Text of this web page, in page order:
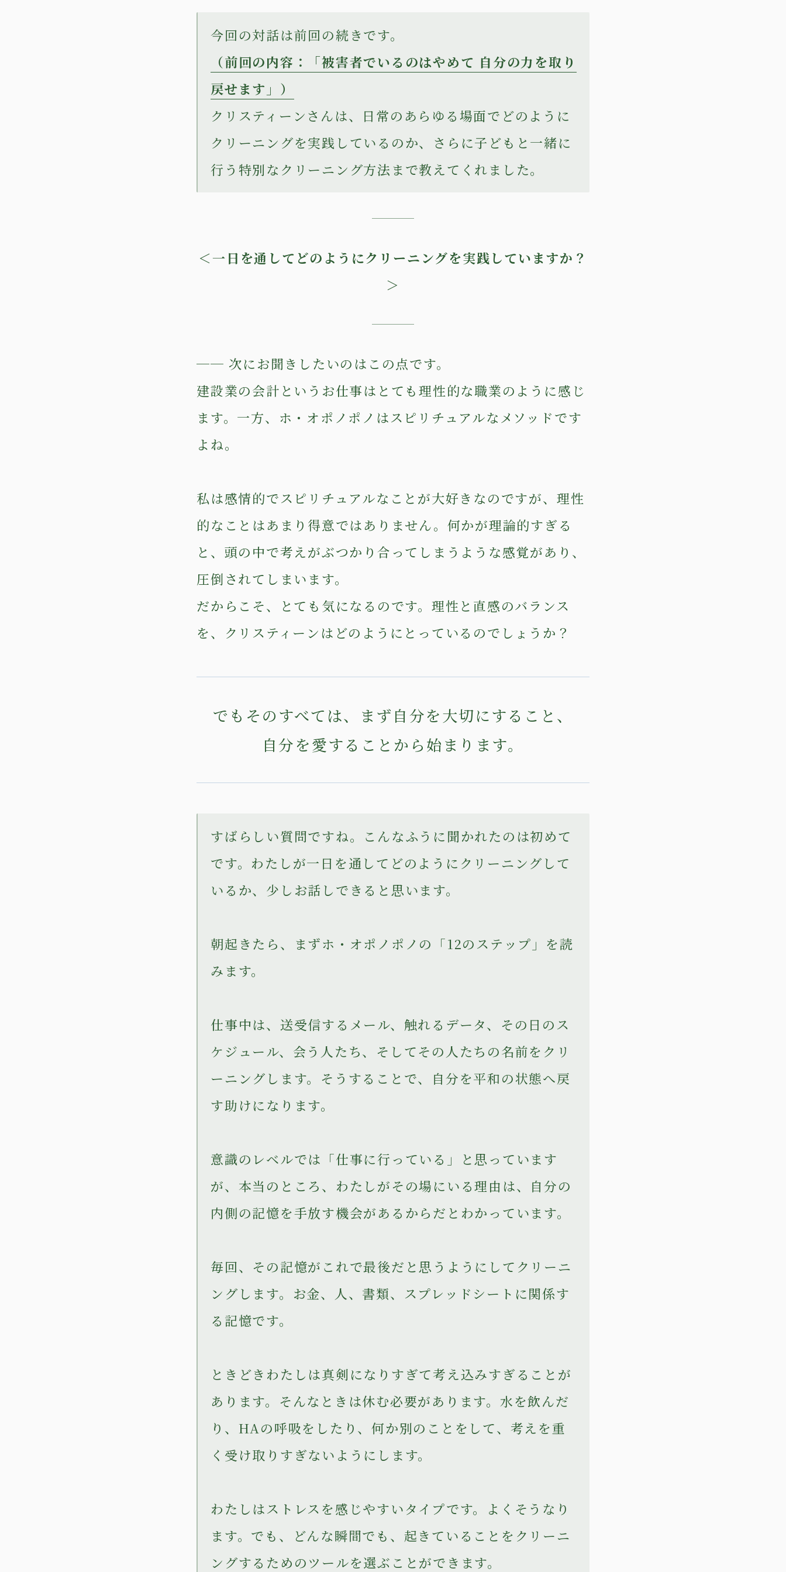
今回の対話は前回の続きです。
（前回の内容：「被害者でいるのはやめて 自分の力を取り
戻せます」）
クリスティーンさんは、日常のあらゆる場面でどのように
クリーニングを実践しているのか、さらに子どもと一緒に
行う特別なクリーニング方法まで教えてくれました。
＜一日を通してどのようにクリーニングを実践していますか？
＞
── 次にお聞きしたいのはこの点です。
建設業の会計というお仕事はとても理性的な職業のように感じ
ます。一方、ホ・オポノポノはスピリチュアルなメソッドです
よね。
私は感情的でスピリチュアルなことが大好きなのですが、理性
的なことはあまり得意ではありません。何かが理論的すぎる
と、頭の中で考えがぶつかり合ってしまうような感覚があり、
圧倒されてしまいます。
だからこそ、とても気になるのです。理性と直感のバランス
を、クリスティーンはどのようにとっているのでしょうか？
でもそのすべては、まず自分を大切にすること、
自分を愛することから始まります。
すばらしい質問ですね。こんなふうに聞かれたのは初めて
です。わたしが一日を通してどのようにクリーニングして
いるか、少しお話しできると思います。
朝起きたら、まずホ・オポノポノの「12のステップ」を読
みます。
仕事中は、送受信するメール、触れるデータ、その日のス
ケジュール、会う人たち、そしてその人たちの名前をクリ
ーニングします。そうすることで、自分を平和の状態へ戻
す助けになります。
意識のレベルでは「仕事に行っている」と思っています
が、本当のところ、わたしがその場にいる理由は、自分の
内側の記憶を手放す機会があるからだとわかっています。
毎回、その記憶がこれで最後だと思うようにしてクリーニ
ングします。お金、人、書類、スプレッドシートに関係す
る記憶です。
ときどきわたしは真剣になりすぎて考え込みすぎることが
あります。そんなときは休む必要があります。水を飲んだ
り、HAの呼吸をしたり、何か別のことをして、考えを重
く受け取りすぎないようにします。
わたしはストレスを感じやすいタイプです。よくそうなり
ます。でも、どんな瞬間でも、起きていることをクリーニ
ングするためのツールを選ぶことができます。